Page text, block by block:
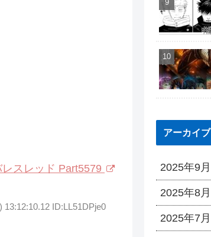
レスレッド Part5579
13:12:10.12 ID:LL51DPje0
アーカイブ
2025年9月
2025年8月
2025年7月